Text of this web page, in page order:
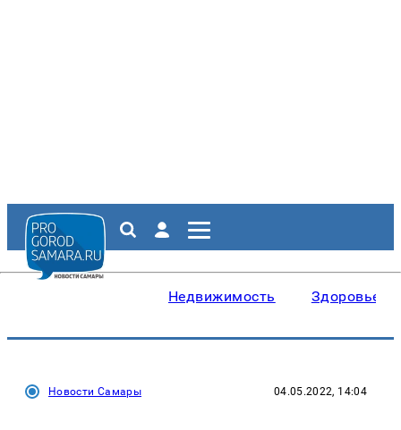
Недвижимость Здоровье
Новости Самары 04.05.2022, 14:04